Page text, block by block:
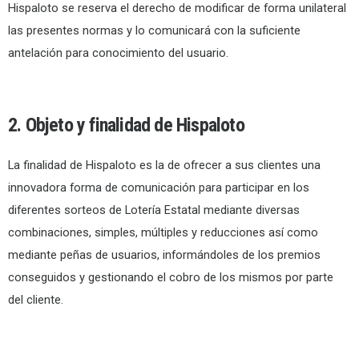
Hispaloto se reserva el derecho de modificar de forma unilateral
las presentes normas y lo comunicará con la suficiente
antelación para conocimiento del usuario.
2. Objeto y finalidad de Hispaloto
La finalidad de Hispaloto es la de ofrecer a sus clientes una
innovadora forma de comunicación para participar en los
diferentes sorteos de Lotería Estatal mediante diversas
combinaciones, simples, múltiples y reducciones así como
mediante peñas de usuarios, informándoles de los premios
conseguidos y gestionando el cobro de los mismos por parte
del cliente.